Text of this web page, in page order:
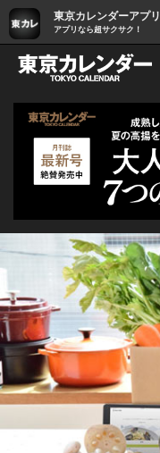
東京カレンダーアプリ
アプリなら超サクサク！